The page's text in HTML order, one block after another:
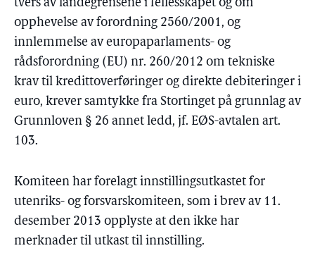
tvers av landegrensene i fellesskapet og om
opphevelse av forordning 2560/2001, og
innlemmelse av europaparlaments- og
rådsforordning (EU) nr. 260/2012 om tekniske
krav til kredittoverføringer og direkte debiteringer i
euro, krever samtykke fra Stortinget på grunnlag av
Grunnloven § 26 annet ledd, jf. EØS-avtalen art.
103.
Komiteen har forelagt innstillingsutkastet for
utenriks- og forsvarskomiteen, som i brev av 11.
desember 2013 opplyste at den ikke har
merknader til utkast til innstilling.